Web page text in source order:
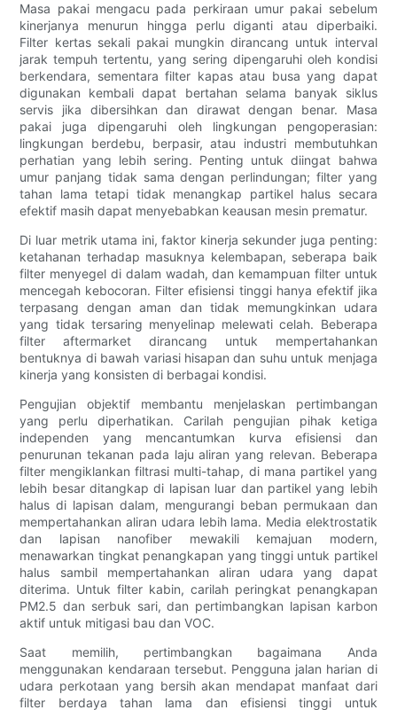
Masa pakai mengacu pada perkiraan umur pakai sebelum
kinerjanya menurun hingga perlu diganti atau diperbaiki.
Filter kertas sekali pakai mungkin dirancang untuk interval
jarak tempuh tertentu, yang sering dipengaruhi oleh kondisi
berkendara, sementara filter kapas atau busa yang dapat
digunakan kembali dapat bertahan selama banyak siklus
servis jika dibersihkan dan dirawat dengan benar. Masa
pakai juga dipengaruhi oleh lingkungan pengoperasian:
lingkungan berdebu, berpasir, atau industri membutuhkan
perhatian yang lebih sering. Penting untuk diingat bahwa
umur panjang tidak sama dengan perlindungan; filter yang
tahan lama tetapi tidak menangkap partikel halus secara
efektif masih dapat menyebabkan keausan mesin prematur.
Di luar metrik utama ini, faktor kinerja sekunder juga penting:
ketahanan terhadap masuknya kelembapan, seberapa baik
filter menyegel di dalam wadah, dan kemampuan filter untuk
mencegah kebocoran. Filter efisiensi tinggi hanya efektif jika
terpasang dengan aman dan tidak memungkinkan udara
yang tidak tersaring menyelinap melewati celah. Beberapa
filter aftermarket dirancang untuk mempertahankan
bentuknya di bawah variasi hisapan dan suhu untuk menjaga
kinerja yang konsisten di berbagai kondisi.
Pengujian objektif membantu menjelaskan pertimbangan
yang perlu diperhatikan. Carilah pengujian pihak ketiga
independen yang mencantumkan kurva efisiensi dan
penurunan tekanan pada laju aliran yang relevan. Beberapa
filter mengiklankan filtrasi multi-tahap, di mana partikel yang
lebih besar ditangkap di lapisan luar dan partikel yang lebih
halus di lapisan dalam, mengurangi beban permukaan dan
mempertahankan aliran udara lebih lama. Media elektrostatik
dan lapisan nanofiber mewakili kemajuan modern,
menawarkan tingkat penangkapan yang tinggi untuk partikel
halus sambil mempertahankan aliran udara yang dapat
diterima. Untuk filter kabin, carilah peringkat penangkapan
PM2.5 dan serbuk sari, dan pertimbangkan lapisan karbon
aktif untuk mitigasi bau dan VOC.
Saat memilih, pertimbangkan bagaimana Anda
menggunakan kendaraan tersebut. Pengguna jalan harian di
udara perkotaan yang bersih akan mendapat manfaat dari
filter berdaya tahan lama dan efisiensi tinggi untuk